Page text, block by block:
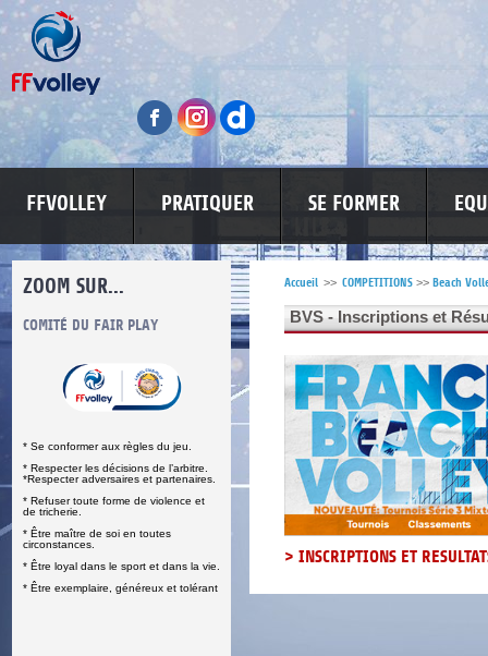
FFVOLLEY PRATIQUER SE FORMER
ZOOM SUR...
COMITÉ DU FAIR PLAY
* Se conformer aux règles du jeu.
* Respecter les décisions de l’arbitre.
*Respecter adversaires et partenaires.
* Refuser toute forme de violence et
de tricherie.
* Être maître de soi en toutes
circonstances.
* Être loyal dans le sport et dans la vie.
* Être exemplaire, généreux et tolérant
LUTTE CONTRE LES VIOLENCES MA PETITE
Accueil >> COMPETITIONS >> Beach
BVS - Inscriptions et
> INSCRIPTIONS ET